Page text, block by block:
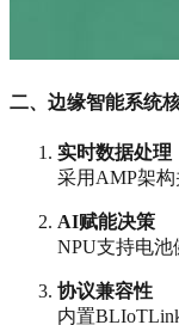
二、边缘智能系统
实时数据处理
采用AMP架
AI赋能决策
NPU支持电池
协议兼容性
内置